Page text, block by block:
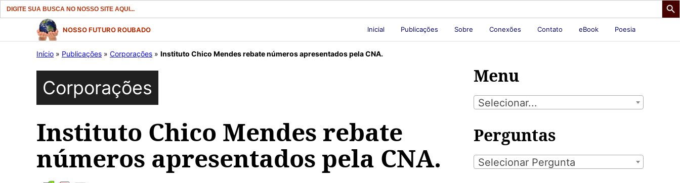
Search
for:
conteúdo
NOSSO FUTURO ROUBADO Inicial Publicações Sobre Conexões Contato eBook Poesia
Início » Publicações » Corporações » Instituto Chico Mendes rebate números apresentados pela CNA.
Corporações
Instituto Chico Mendes rebate
números apresentados pela CNA.
Menu
Selecionar...
Perguntas
Selecionar Pergunta